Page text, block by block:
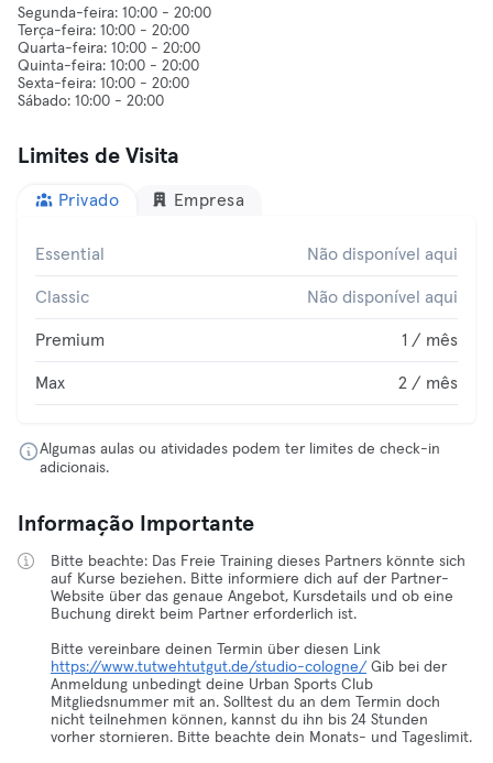
Segunda-feira: 10:00 - 20:00
Terça-feira: 10:00 - 20:00
Quarta-feira: 10:00 - 20:00
Quinta-feira: 10:00 - 20:00
Sexta-feira: 10:00 - 20:00
Limites de Visita
Privado Empresa
Essential Não disponível aqui
Classic Não disponível aqui
Premium 1 / mês
Max 2 / mês
Algumas aulas ou atividades podem ter limites de check-in
adicionais.
Informação Importante
Bitte beachte: Das Freie Training dieses Partners könnte sich
auf Kurse beziehen. Bitte informiere dich auf der Partner-
Website über das genaue Angebot, Kursdetails und ob eine
Buchung direkt beim Partner erforderlich ist.
Bitte vereinbare deinen Termin über diesen Link
https://www.tutwehtutgut.de/studio-cologne/ Gib bei der
Anmeldung unbedingt deine Urban Sports Club
Mitgliedsnummer mit an. Solltest du an dem Termin doch
nicht teilnehmen können, kannst du ihn bis 24 Stunden
vorher stornieren. Bitte beachte dein Monats- und Tageslimit.